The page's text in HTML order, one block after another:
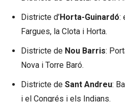
Districte d’Horta-Guinardó:
Fargues, la Clota i Horta.
Districte de Nou Barris:
Nova i Torre Baró.
Districte de Sant Andreu:
i el Congrés i els Indians.